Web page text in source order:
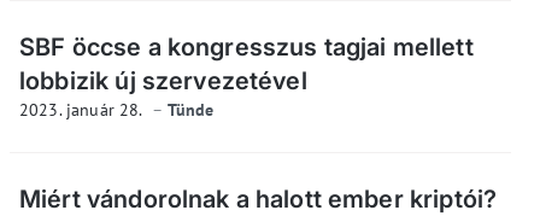
SBF öccse a kongresszus tagjai mellett
lobbizik új szervezetével
2023. január 28. Tünde
Miért vándorolnak a halott ember kriptói?